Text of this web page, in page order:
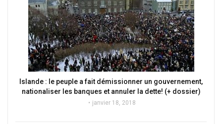
Islande : le peuple a fait démissionner un gouvernement,
nationaliser les banques et annuler la dette! (+ dossier)
janvier 18, 2018